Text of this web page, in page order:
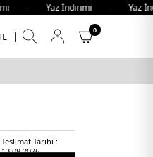
İndirimi -
0
Tarihi :